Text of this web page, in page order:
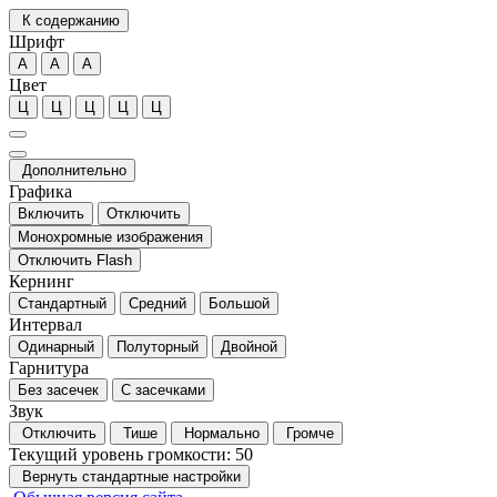
К содержанию
Шрифт
А А А
Цвет
Ц Ц Ц Ц Ц
Дополнительно
Графика
Включить
Отключить
Монохромные изображения
Отключить Flash
Кернинг
Стандартный Средний Большой
Интервал
Одинарный Полуторный Двойной
Гарнитура
Без засечек С засечками
Звук
Отключить Тише Нормально Громче
Текущий уровень громкости: 50
Вернуть стандартные настройки